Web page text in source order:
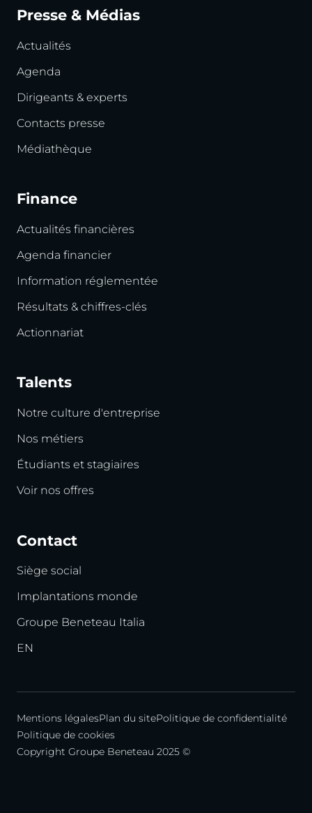
Presse & Médias
Actualités
Agenda
Dirigeants & experts
Contacts presse
Médiathèque
Finance
Actualités financières
Agenda financier
Information réglementée
Résultats & chiffres-clés
Actionnariat
Talents
Notre culture d'entreprise
Nos métiers
Étudiants et stagiaires
Voir nos offres
Contact
Siège social
Implantations monde
Groupe Beneteau Italia
EN
Mentions légalesPlan du sitePolitique de confidentialité
Politique de cookies
Copyright Groupe Beneteau 2025 ©